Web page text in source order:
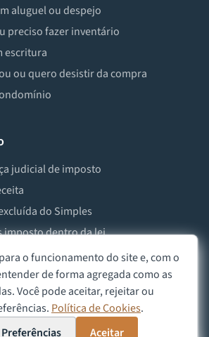
aluguel ou despejo
preciso fazer inventário
escritura
ou quero desistir da compra
judicial de imposto
do Simples
imposto dentro da lei
de herança ou doação
Política de Cookies Aviso Legal
o funcionamento do site e, com o
de forma agregada como as
Você pode aceitar, rejeitar ou
Política de Cookies.
Preferências Aceitar